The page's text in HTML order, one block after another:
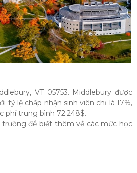
VT 05753. Middlebury được
tỷ lệ chấp nhận sinh viên chỉ là 17%,
phí trung bình 72.248$.
trường để biết thêm về các mức học